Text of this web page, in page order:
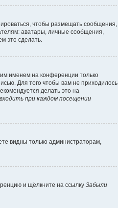
чтобы размещать сообщения,
аватары, личные сообщения,
это сделать.
именем на конференции только
Для того чтобы вам не приходилось
делать это на
при каждом посещении
видны только администраторам,
и щёлкните на ссылку Забыли